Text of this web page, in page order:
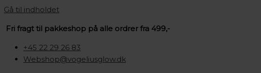
Gå til indholdet
Fri fragt til pakkeshop på alle ordrer fra 499,-
+45 22 29 26 83
Webshop@vogeliusglow.dk